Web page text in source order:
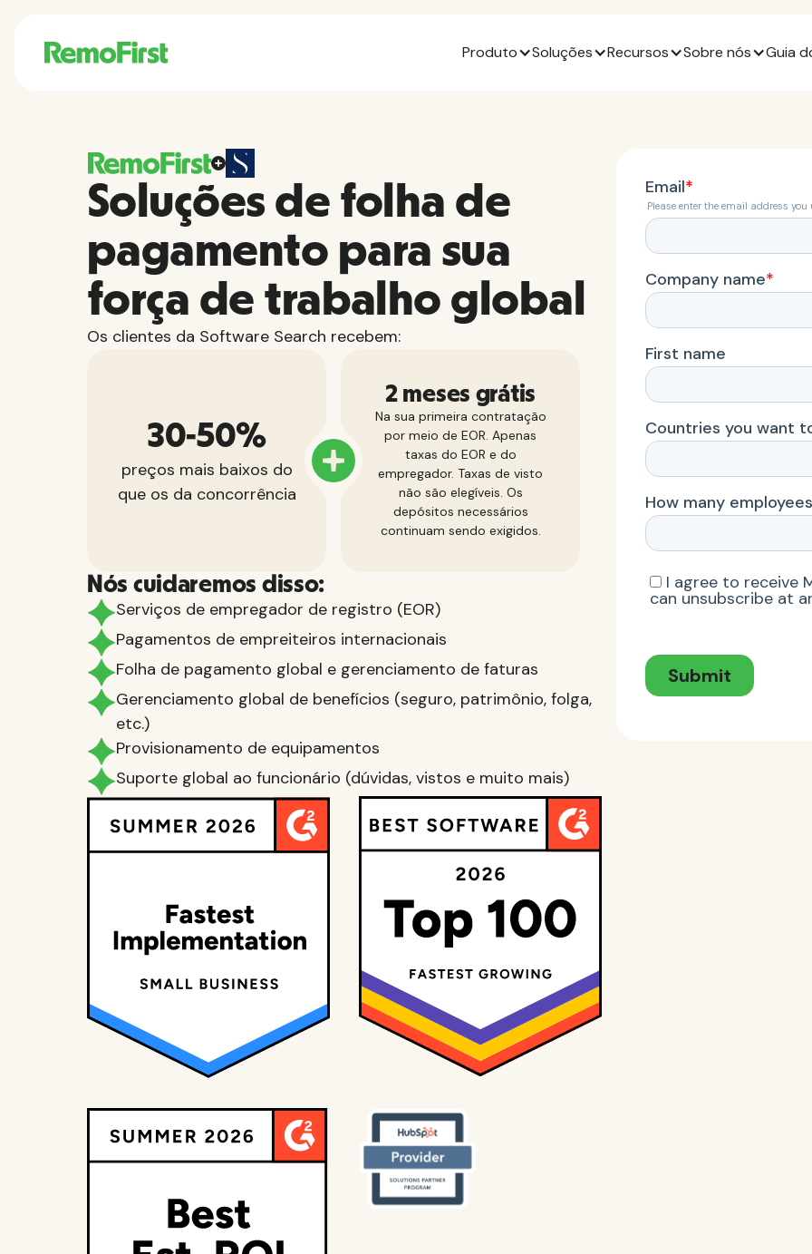
Produto Soluções Recursos Sobre nós Guia
Soluções de folha de
pagamento para sua
força de trabalho global
Os clientes da Software Search recebem:
30-50%
preços mais baixos do
que os da concorrência
2 meses grátis
Na sua primeira contratação
por meio de EOR. Apenas
taxas do EOR e do
empregador. Taxas de visto
não são elegíveis. Os
depósitos necessários
continuam sendo exigidos.
Nós cuidaremos disso:
Serviços de empregador de registro (EOR)
Pagamentos de empreiteiros internacionais
Folha de pagamento global e gerenciamento de faturas
Gerenciamento global de benefícios (seguro, patrimônio, folga,
etc.)
Provisionamento de equipamentos
Suporte global ao funcionário (dúvidas, vistos e muito mais)